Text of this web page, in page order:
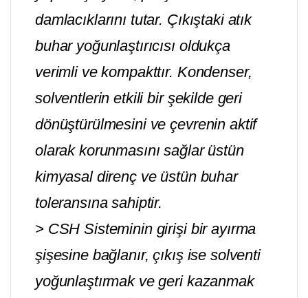
damlacıklarını tutar. Çıkıştaki atık
buhar yoğunlaştırıcısı oldukça
verimli ve kompakttır. Kondenser,
solventlerin etkili bir şekilde geri
dönüştürülmesini ve çevrenin aktif
olarak korunmasını sağlar üstün
kimyasal direnç ve üstün buhar
toleransına sahiptir.
> CSH Sisteminin girişi bir ayırma
şişesine bağlanır, çıkış ise solventi
yoğunlaştırmak ve geri kazanmak